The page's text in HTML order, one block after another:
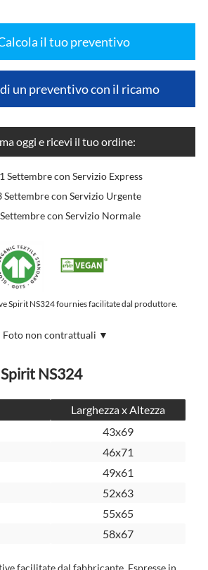
il tuo preventivo
un preventivo con il ricamo
oggi e ricevi il tuo ordine:
Settembre con Servizio Express
Settembre con Servizio Urgente
con Servizio Normale
Spirit NS324 fournies facilitate dal produttore.
Foto non contrattuali ▼
NS324
Larghezza x Altezza
43x69
46x71
49x61
52x63
55x65
58x67
facilitate dal fabbricante. Espresse in